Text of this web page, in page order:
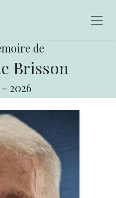
de
Brisson
- 2026